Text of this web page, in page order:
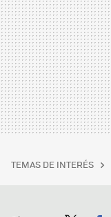
TEMAS DE INTERÉS